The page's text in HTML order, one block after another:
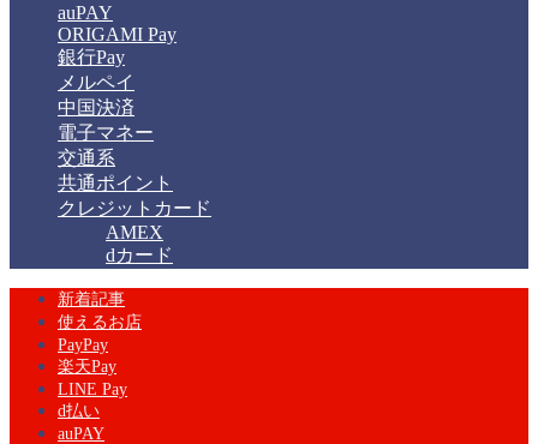
auPAY
ORIGAMI Pay
銀行Pay
メルペイ
中国決済
電子マネー
交通系
共通ポイント
クレジットカード
AMEX
dカード
新着記事
使えるお店
PayPay
楽天Pay
LINE Pay
d払い
auPAY